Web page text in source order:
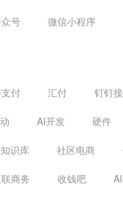
号 微信小程序
付 汇付 钉钉
AI开发 硬件
识库 社区电商
商务 收钱吧